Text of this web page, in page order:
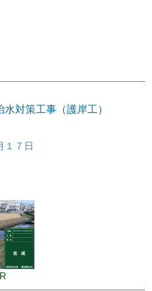
対策工事（護岸工）
１７日